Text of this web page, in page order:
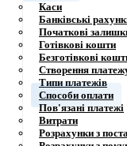
Каси
Банківські
Початкові
Готівкові кошти
Безготівкові
Створення
Типи платежів
Способи оплати
Пов'язані платежі
Витрати
Розрахунки з